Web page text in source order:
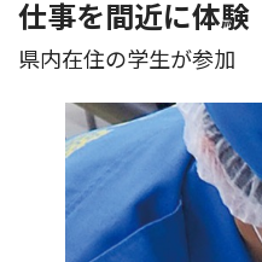
仕事を間近に体験
県内在住の学生が参加